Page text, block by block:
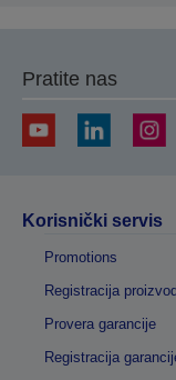
Pratite nas
Korisnički servis
Promotions
Registracija
Provera garancije
Registracija